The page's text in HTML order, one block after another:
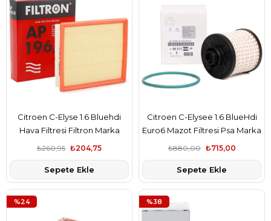
Citroen C-Elyse 1.6 Bluehdi
Hava Filtresi Filtron Marka
9802348680
₺204,75
₺260,95
Sepete Ekle
Citroen C-Elysee 1.6 BlueHdi
Euro6 Mazot Filtresi Psa Marka
9801366680
₺715,00
₺880,00
Sepete Ekle
%24 %38